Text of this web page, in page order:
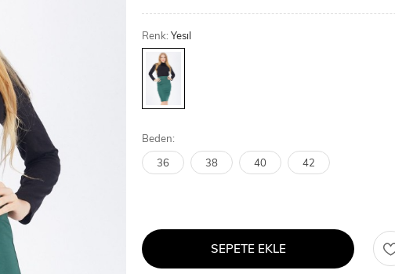
Renk:Yesıl
Beden:
36 38 40 42
SEPETE EKLE